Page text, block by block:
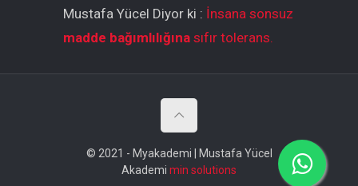
Mustafa Yücel Diyor ki : İnsana sonsuz
madde bağımlılığına sıfır tolerans.
© 2021 - Myakademi | Mustafa Yücel
Akademi min solutions